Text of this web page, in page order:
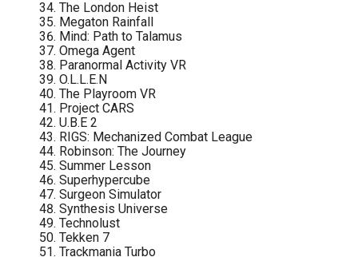
The London Heist
Megaton Rainfall
Mind: Path to Talamus
Omega Agent
Paranormal Activity VR
O.L.L.E.N
The Playroom VR
Project CARS
U.B.E 2
RIGS: Mechanized Combat League
Robinson: The Journey
Summer Lesson
Superhypercube
Surgeon Simulator
Synthesis Universe
Technolust
Tekken 7
Trackmania Turbo